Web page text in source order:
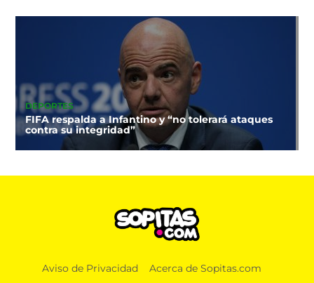
DEPORTES
FIFA respalda a Infantino y “no tolerará ataques
contra su integridad”
Aviso de Privacidad Acerca de Sopitas.com